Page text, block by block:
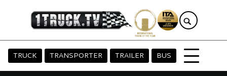
TRUCK TRANSPORTER TRAILER BUS